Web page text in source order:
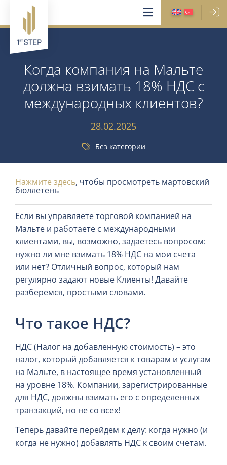
Когда компания на Мальте
должна взимать 18% НДС с
международных клиентов?
28.02.2025
Без категории
Нажмите здесь, чтобы просмотреть мартовский
бюллетень
Если вы управляете торговой компанией на
Мальте и работаете с международными
клиентами, вы, возможно, задаетесь вопросом:
нужно ли мне взимать 18% НДС на мои счета
или нет? Отличный вопрос, который нам
регулярно задают новые Клиенты! Давайте
разберемся, простыми словами.
Что такое НДС?
НДС (Налог на добавленную стоимость) – это
налог, который добавляется к товарам и услугам
на Мальте, в настоящее время установленный
на уровне 18%. Компании, зарегистрированные
для НДС, должны взимать его с определенных
транзакций, но не со всех!
Теперь давайте перейдем к делу: когда нужно (и
когда не нужно) добавлять НДС к своим счетам.